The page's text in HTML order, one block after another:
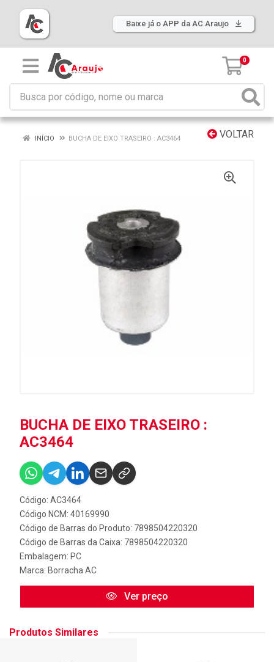
Baixe já o APP da AC Araujo
0
VOLTAR
INÍCIO BUCHA DE EIXO TRASEIRO : AC3464
BUCHA DE EIXO TRASEIRO :
AC3464
Código: AC3464
Código NCM: 40169990
Código de Barras do Produto: 7898504220320
Código de Barras da Caixa: 7898504220320
Embalagem: PC
Marca: Borracha AC
Ver preço
Produtos Similares